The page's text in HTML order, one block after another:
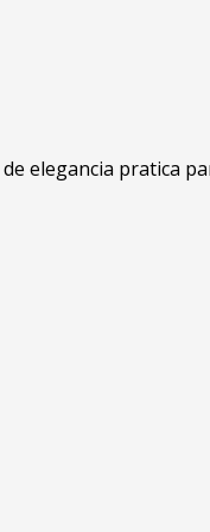
elegancia pratica